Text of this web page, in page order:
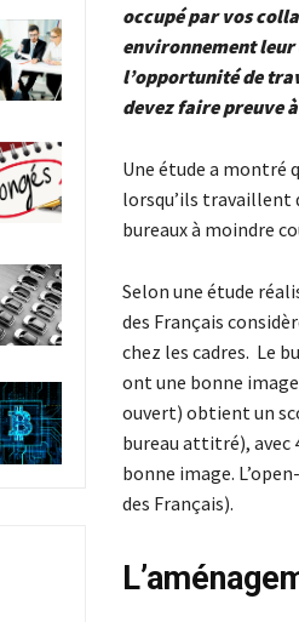
occupé par vos
environnement
l’opportunité de
devez faire preuve
Une étude a montré
lorsqu’ils travaillent
bureaux à moindre
Selon une étude
des Français
chez les cadres. Le
ont une bonne
ouvert) obtient un
bureau attitré), avec
bonne image.
des Français).